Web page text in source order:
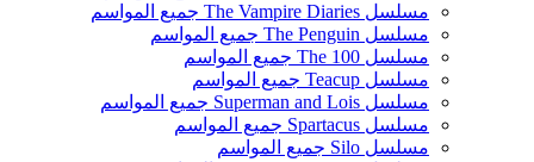
مسلسل The Vampire Diaries جميع المواسم
مسلسل The Penguin جميع المواسم
مسلسل The 100 جميع المواسم
مسلسل Teacup جميع المواسم
مسلسل Superman and Lois جميع المواسم
مسلسل Spartacus جميع المواسم
مسلسل Silo جميع المواسم